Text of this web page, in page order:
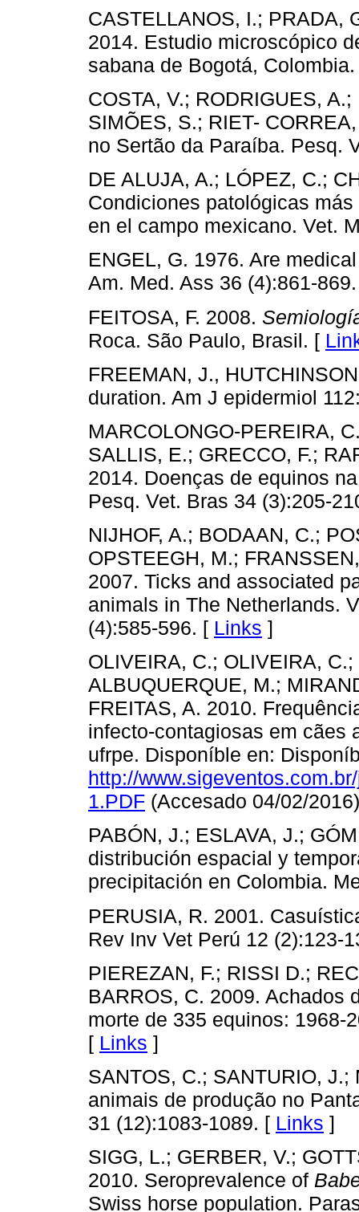
CASTELLANOS, I.; PRADA,
2014. Estudio microscópico
sabana de Bogotá,
COSTA, V.; RODRIGUES,
SIMÕES, S.; RIET-
no Sertão da Paraíba. Pesq.
DE ALUJA, A.; LÓPEZ, C.;
Condiciones patológicas
en el campo mexicano. Vet.
ENGEL, G. 1976. Are
Am. Med. Ass 36 (4):861-
FEITOSA, F. 2008.
Roca. São Paulo, Brasil. [
FREEMAN, J.,
duration. Am J epidermiol
MARCOLONGO-PEREIRA,
SALLIS, E.; GRECCO, F.;
2014. Doenças de equinos
Pesq. Vet. Bras 34 (3):205-
NIJHOF, A.; BODAAN, C.;
OPSTEEGH, M.;
2007. Ticks and associated
animals in The Netherlands.
(4):585-596. [ Links ]
OLIVEIRA, C.; OLIVEIRA,
ALBUQUERQUE, M.;
FREITAS, A. 2010.
infecto-contagiosas em cães
ufrpe. Disponíble en:
http://
1.PDF (Accesado 04/02/
PABÓN, J.; ESLAVA, J.;
distribución espacial y
precipitación en Colombia.
PERUSIA, R. 2001.
Rev Inv Vet Perú 12 (2):123-
PIEREZAN, F.; RISSI D.;
BARROS, C. 2009. Achados
morte de 335 equinos: 1968-
[ Links ]
SANTOS, C.; SANTURIO,
animais de produção no
31 (12):1083-1089. [ Links ]
SIGG, L.; GERBER, V.;
2010. Seroprevalence of
Swiss horse population.